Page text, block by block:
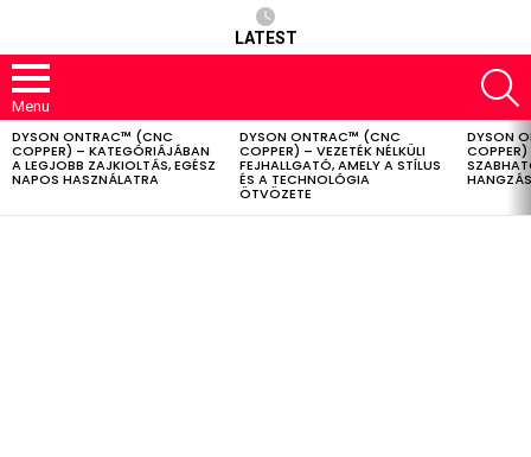
LATEST
Menu
LATEST
STORIES
DYSON ONTRAC™ (CNC
COPPER) – KATEGÓRIÁJÁBAN
A LEGJOBB ZAJKIOLTÁS, EGÉSZ
NAPOS HASZNÁLATRA
DYSON ONTRAC™ (CNC
COPPER) – VEZETÉK NÉLKÜLI
FEJHALLGATÓ, AMELY A STÍLUS
ÉS A TECHNOLÓGIA
ÖTVÖZETE
DYSON
COPPER)